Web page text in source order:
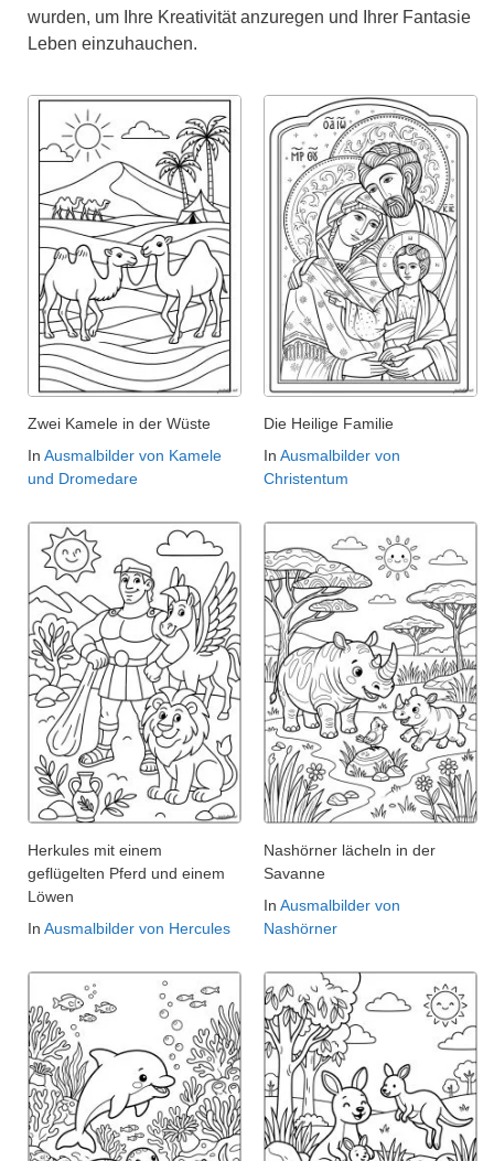
wurden, um Ihre Kreativität anzuregen und Ihrer Fantasie
Leben einzuhauchen.
Zwei Kamele in der Wüste
In Ausmalbilder von Kamele
und Dromedare
Die Heilige Familie
In Ausmalbilder von
Christentum
Herkules mit einem
geflügelten Pferd und einem
Löwen
In Ausmalbilder von Hercules
Nashörner lächeln in der
Savanne
In Ausmalbilder von
Nashörner